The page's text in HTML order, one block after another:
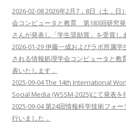
2026-02-08 2026年2月7，8日（土，日
会コンピュータと教育 第183回研究
さんが発表し「学生奨励賞」を受賞し
2026-01-29 伊藤一成およびラボ所属
される情報処理学会コンピュータと教
表いたします．
2025-09-04 The 14th International
Social Media (WSSM-2025)にて発表を
2025-09-04 第24回情報科学技術フォ
行いました．